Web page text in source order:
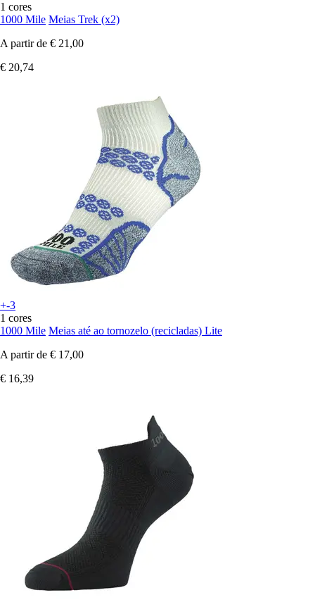
1 cores
1000 Mile Meias Trek (x2)
A partir de € 21,00
€ 20,74
+-3
1 cores
1000 Mile Meias até ao tornozelo (recicladas) Lite
A partir de € 17,00
€ 16,39